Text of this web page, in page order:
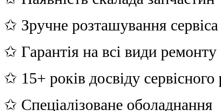
✩ Зручне розташування сервіса
✩ Гарантія на всі види ремонту
✩ 15+ років досвіду
✩ Спеціалізоване оболаднання